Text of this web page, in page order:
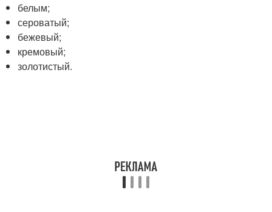
белым;
сероватый;
бежевый;
кремовый;
золотистый.